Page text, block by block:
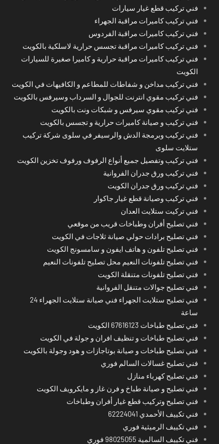
فني تركيب قطع غيار سيارات
فني تركيب كاميرات مراقبة الجهراء
فني تركيب كاميرات مراقبة الفردوس
فني تركيب كاميرات مراقبة تجسس حرارية لاسلكية بالكويت
فني تركيب كاميرات مراقبة حرارية و كاميرا صغيرة للسيارات
الكويت
فني تركيب مداخن و شفاطات للمطاعم و الكافيهات في الكويت
فني تركيب مقوي انترنت للجوال و السرداب وسيرفس بالكويت
فني تركيب مقوي سيرفس و شبكات ونت بالكويت
فني تركيب و صيانة كاميرات حرارية و تجسس بالكويت
فني تركيب وبرمجة الدش والرسيفر في سلوى شركة تركيب
ستلايت سلوى
فني تركيب وتفصيل جميع أنواع الرفوف ورفوف تخزين الكويت
فني تركيب ورق جدران الفروانية
فني تركيب ورق جدران الكويت
فني تركيب وصيانة قطع غيار جاكوار
فني تركيت ستلايت العدان
فني تصليح أفران وطباخات قريب من موقعي
فني تصليح برادات حولي صيانة ثلاجات في الكويت
فني تصليح تلفون و هاتف ايفون و سامسونج الكويت
فني تصليح تلفونات النعيم محل تصليح تلفونات النعيم
فني تصليح تلفونات متنقلة الكويت
فني تصليح جوالات متنقل الفروانية
فني تصليح ستلايت الجهراء فني صيانة ستلايت الجهراء 24
ساعة
فني تصليح طباخات 67616123 الكويت
فني تصليح طباخات و تنظيف افران و جولة في الكويت
فني تصليح طباخات و صيانة بوتاجازات و هود وجولة بالكويت
فني تصليح غسالات السالم فوري
فني تصليح كهرباء منازل
فني تصليح و صيانة طباخ و فرن غاز و مايكرويف الكويت
فني تصليح وتركيب قطع غيار أفران وطباخات
فني تكييف الأحمدي 62224041
فني تكييف الرميثية فوري
فني تكييف السالمية 98025055 فوري